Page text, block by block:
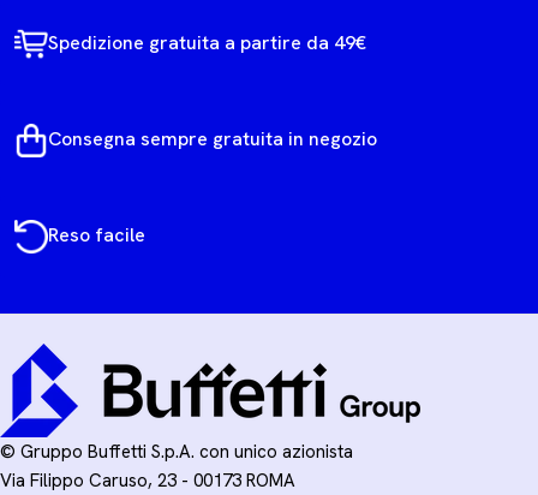
Spedizione gratuita a partire da 49€
Consegna sempre gratuita in negozio
Reso facile
© Gruppo Buffetti S.p.A. con unico azionista
Via Filippo Caruso, 23 - 00173 ROMA